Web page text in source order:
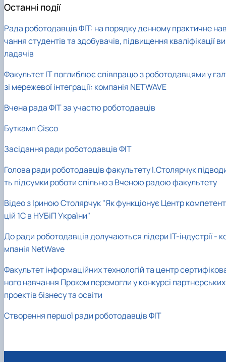
Останні події
Рада роботодавців ФІТ: на порядку денному практичне
чання студентів та здобувачів, підвищення кваліфікації
ладачів
Факультет ІТ поглиблює співпрацю з роботодавцями у
зі мережевої інтеграції: компанія NETWAVE
Вчена рада ФІТ за участю роботодавців
Буткамп Cisco
Засідання ради роботодавців ФІТ
Голова ради роботодавців факультету І.Столярчук
ть підсумки роботи спільно з Вченою радою факультету
Відео з Іриною Столярчук "Як функціонує Центр компетент
цій 1С в НУБіП України"
До ради роботодавців долучаються лідери ІТ-індустрії -
мпанія NetWave
Факультет інформаційних технологій та центр
ного навчання Проком перемогли у конкурсі партнерських
проектів бізнесу та освіти
Створення першої ради роботодавців ФІТ